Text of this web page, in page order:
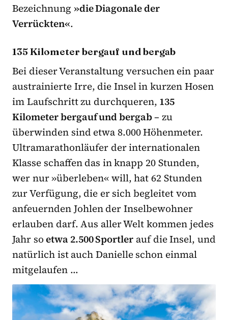
Bezeichnung »die Diagonale der
Verrückten«.
135 Kilometer bergauf und bergab
Bei dieser Veranstaltung versuchen ein paar
austrainierte Irre, die Insel in kurzen Hosen
im Laufschritt zu durchqueren, 135
Kilometer bergauf und bergab– zu
überwinden sind etwa 8.000 Höhenmeter.
Ultramarathonläufer der internationalen
Klasse schaffen das in knapp 20 Stunden,
wer nur »überleben« will, hat 62 Stunden
zur Verfügung, die er sich begleitet vom
anfeuernden Johlen der Inselbewohner
erlauben darf. Aus aller Welt kommen jedes
Jahr soetwa 2.500 Sportler auf die Insel, und
natürlich ist auch Danielle schon einmal
mitgelaufen …